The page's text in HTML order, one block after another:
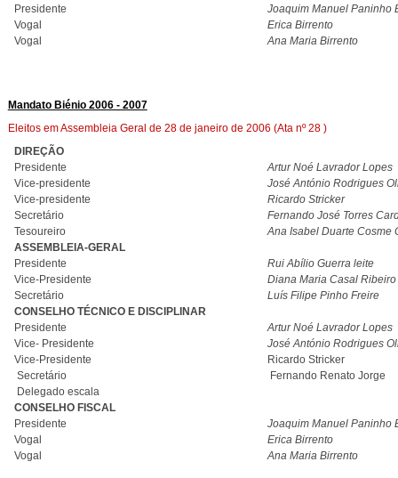
Presidente
Joaquim Manuel Paninho
Vogal
Erica Birrento
Vogal
Ana Maria Birrento
Mandato Biénio 2006 - 2007
Eleitos em Assembleia Geral de 28 de janeiro de 2006 (Ata nº 28 )
DIREÇÃO
Presidente
Artur Noé Lavrador Lopes
Vice-presidente
José António Rodrigues
Vice-presidente
Ricardo Stricker
Secretário
Fernando José Torres
Tesoureiro
Ana Isabel Duarte Cosme
ASSEMBLEIA-GERAL
Presidente
Rui Abílio Guerra leite
Vice-Presidente
Diana Maria Casal Ribeiro
Secretário
Luís Filipe Pinho Freire
CONSELHO TÉCNICO E DISCIPLINAR
Presidente
Artur Noé Lavrador Lopes
Vice- Presidente
José António Rodrigues
Vice-Presidente
Ricardo Stricker
Secretário
Fernando Renato Jorge
Delegado escala
CONSELHO FISCAL
Presidente
Joaquim Manuel Paninho
Vogal
Erica Birrento
Vogal
Ana Maria Birrento